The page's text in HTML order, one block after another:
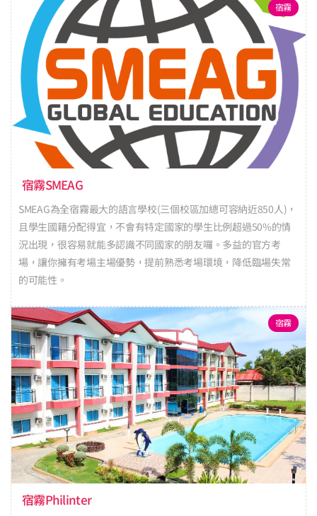
宿霧
宿霧SMEAG
SMEAG為全宿霧最大的語言學校(三個校區加總可容納近850人)，
且學生國籍分配得宜，不會有特定國家的學生比例超過50%的情
況出現，很容易就能多認識不同國家的朋友囉。多益的官方考
場，讓你擁有考場主場優勢，提前熟悉考場環境，降低臨場失常
的可能性。
宿霧
宿霧Philinter